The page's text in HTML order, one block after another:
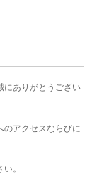
にありがとうござい
のアクセスならびに
。